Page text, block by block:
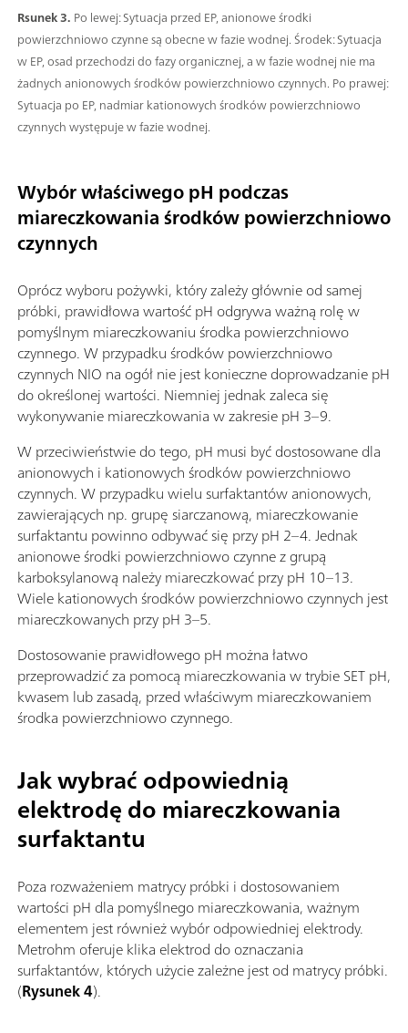
Rsunek 3. Po lewej: Sytuacja przed EP, anionowe środki
powierzchniowo czynne są obecne w fazie wodnej. Środek: Sytuacja
w EP, osad przechodzi do fazy organicznej, a w fazie wodnej nie ma
żadnych anionowych środków powierzchniowo czynnych. Po prawej:
Sytuacja po EP, nadmiar kationowych środków powierzchniowo
czynnych występuje w fazie wodnej.
Wybór właściwego pH podczas
miareczkowania środków powierzchniowo
czynnych
Oprócz wyboru pożywki, który zależy głównie od samej
próbki, prawidłowa wartość pH odgrywa ważną rolę w
pomyślnym miareczkowaniu środka powierzchniowo
czynnego. W przypadku środków powierzchniowo
czynnych NIO na ogół nie jest konieczne doprowadzanie pH
do określonej wartości. Niemniej jednak zaleca się
wykonywanie miareczkowania w zakresie pH 3–9.
W przeciwieństwie do tego, pH musi być dostosowane dla
anionowych i kationowych środków powierzchniowo
czynnych. W przypadku wielu surfaktantów anionowych,
zawierających np. grupę siarczanową, miareczkowanie
surfaktantu powinno odbywać się przy pH 2–4. Jednak
anionowe środki powierzchniowo czynne z grupą
karboksylanową należy miareczkować przy pH 10–13.
Wiele kationowych środków powierzchniowo czynnych jest
miareczkowanych przy pH 3–5.
Dostosowanie prawidłowego pH można łatwo
przeprowadzić za pomocą miareczkowania w trybie SET pH,
kwasem lub zasadą, przed właściwym miareczkowaniem
środka powierzchniowo czynnego.
Jak wybrać odpowiednią
elektrodę do miareczkowania
surfaktantu
Poza rozważeniem matrycy próbki i dostosowaniem
wartości pH dla pomyślnego miareczkowania, ważnym
elementem jest również wybór odpowiedniej elektrody.
Metrohm oferuje klika elektrod do oznaczania
surfaktantów, których użycie zależne jest od matrycy próbki.
(Rysunek 4).